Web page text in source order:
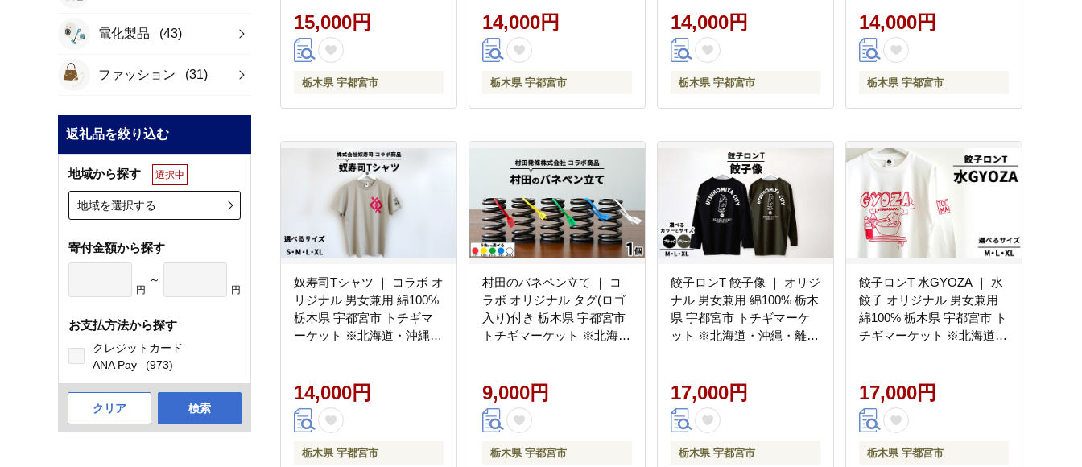
電化製品 (43)
ファッション (31)
返礼品を絞り込む
地域から探す 選択中
地域を選択する
寄付金額から探す
円
～
円
お支払方法から探す
クレジットカード
ANA Pay
(973)
クリア 検索
15,000円
栃木県 宇都宮市
14,000円
栃木県 宇都宮市
14,000円
栃木県 宇都宮市
14,000円
栃木県 宇都宮市
奴寿司Tシャツ ｜ コラボ オ
リジナル 男女兼用 綿100%
栃木県 宇都宮市 トチギマ
ーケット ※北海道・沖縄・
14,000円
栃木県 宇都宮市
村田のバネペン立て ｜ コ
ラボ オリジナル タグ(ロゴ
入り)付き 栃木県 宇都宮市
トチギマーケット ※北海
9,000円
栃木県 宇都宮市
餃子ロンT 餃子像 ｜ オリジ
ナル 男女兼用 綿100% 栃木
県 宇都宮市 トチギマーケ
ット ※北海道・沖縄・離島
17,000円
栃木県 宇都宮市
餃子ロンT 水GYOZA ｜ 水
餃子 オリジナル 男女兼用
綿100% 栃木県 宇都宮市 ト
チギマーケット ※北海道・
17,000円
栃木県 宇都宮市